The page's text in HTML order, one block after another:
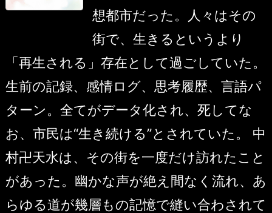
想都市だった。人々はその
街で、生きるというより
「再生される」存在として過ごしていた。
生前の記録、感情ログ、思考履歴、言語パ
ターン。全てがデータ化され、死してな
お、市民は“生き続ける”とされていた。 中
村卍天水は、その街を一度だけ訪れたこと
があった。幽かな声が絶え間なく流れ、あ
らゆる道が幾層もの記憶で縫い合わされて